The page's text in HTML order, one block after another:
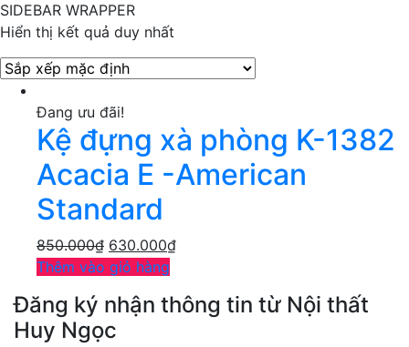
SIDEBAR WRAPPER
Hiển thị kết quả duy nhất
Đang ưu đãi!
Kệ đựng xà phòng K-1382
Acacia E -American
Standard
850.000₫ 630.000₫
Thêm vào giỏ hàng
Đăng ký nhận thông tin từ Nội thất
Huy Ngọc